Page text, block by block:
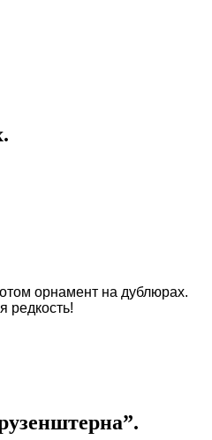
орнамент на дублюрах.
редкость!